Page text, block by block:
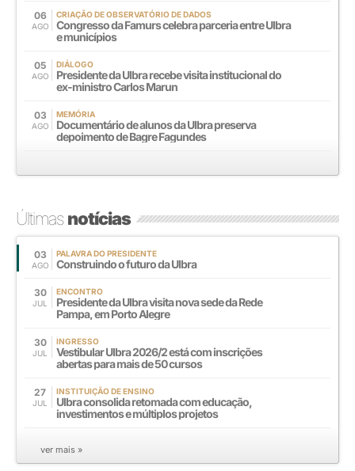
06
AGO
CRIAÇÃO DE OBSERVATÓRIO DE DADOS
Congresso da Famurs celebra parceria entre Ulbra
e municípios
05
AGO
DIÁLOGO
Presidente da Ulbra recebe visita institucional do
ex-ministro Carlos Marun
03
AGO
MEMÓRIA
Documentário de alunos da Ulbra preserva
depoimento de Bagre Fagundes
Últimasnotícias
03
AGO
PALAVRA DO PRESIDENTE
Construindo o futuro da Ulbra
30
JUL
ENCONTRO
Presidente da Ulbra visita nova sede da Rede
Pampa, em Porto Alegre
30
JUL
INGRESSO
Vestibular Ulbra 2026/2 está com inscrições
abertas para mais de 50 cursos
27
JUL
INSTITUIÇÃO DE ENSINO
Ulbra consolida retomada com educação,
investimentos e múltiplos projetos
ver mais »